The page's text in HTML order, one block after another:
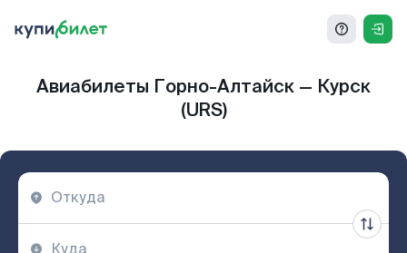
Авиабилеты Горно-Алтайск — Курск
(URS)